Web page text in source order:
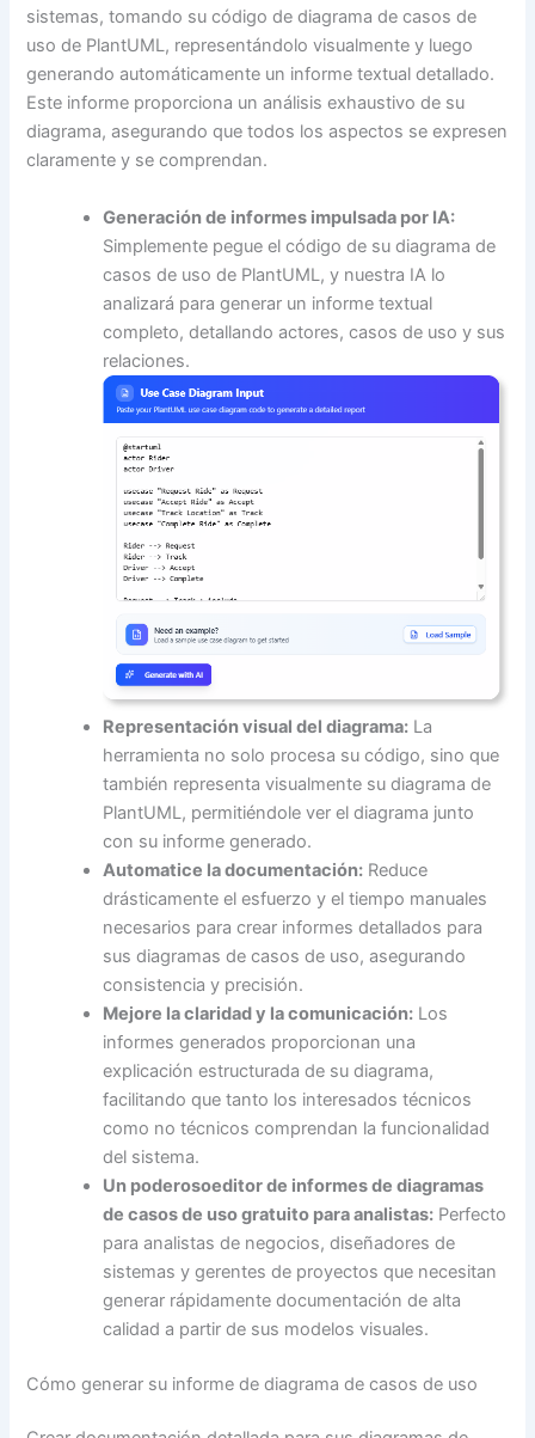
sistemas, tomando su código de diagrama de casos de
uso de PlantUML, representándolo visualmente y luego
generando automáticamente un informe textual detallado.
Este informe proporciona un análisis exhaustivo de su
diagrama, asegurando que todos los aspectos se expresen
claramente y se comprendan.
Generación de informes impulsada por IA:
Simplemente pegue el código de su diagrama de
casos de uso de PlantUML, y nuestra IA lo
analizará para generar un informe textual
completo, detallando actores, casos de uso y sus
relaciones.
Representación visual del diagrama: La
herramienta no solo procesa su código, sino que
también representa visualmente su diagrama de
PlantUML, permitiéndole ver el diagrama junto
con su informe generado.
Automatice la documentación: Reduce
drásticamente el esfuerzo y el tiempo manuales
necesarios para crear informes detallados para
sus diagramas de casos de uso, asegurando
consistencia y precisión.
Mejore la claridad y la comunicación: Los
informes generados proporcionan una
explicación estructurada de su diagrama,
facilitando que tanto los interesados técnicos
como no técnicos comprendan la funcionalidad
del sistema.
Un poderosoeditor de informes de diagramas
de casos de uso gratuito para analistas: Perfecto
para analistas de negocios, diseñadores de
sistemas y gerentes de proyectos que necesitan
generar rápidamente documentación de alta
calidad a partir de sus modelos visuales.
Cómo generar su informe de diagrama de casos de uso